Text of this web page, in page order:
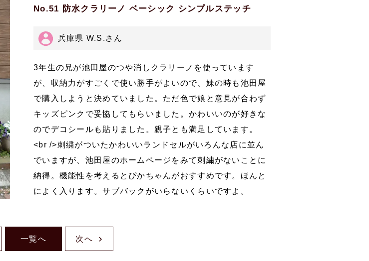
No.51 防水クラリーノ ベーシック シンプルステッチ
兵庫県 W.S.さん
3年生の兄が池田屋のつや消しクラリーノを使っています
が、収納力がすごくで使い勝手がよいので、妹の時も池田屋
で購入しようと決めていました。ただ色で娘と意見が合わず
キッズピンクで妥協してもらいました。かわいいのが好きな
のでデコシールも貼りました。親子とも満足しています。
<br />刺繍がついたかわいいランドセルがいろんな店に並ん
でいますが、池田屋のホームページをみて刺繍がないことに
納得。機能性を考えるとぴかちゃんがおすすめです。ほんと
によく入ります。サブバックがいらないくらいですよ。
次へ
一覧へ